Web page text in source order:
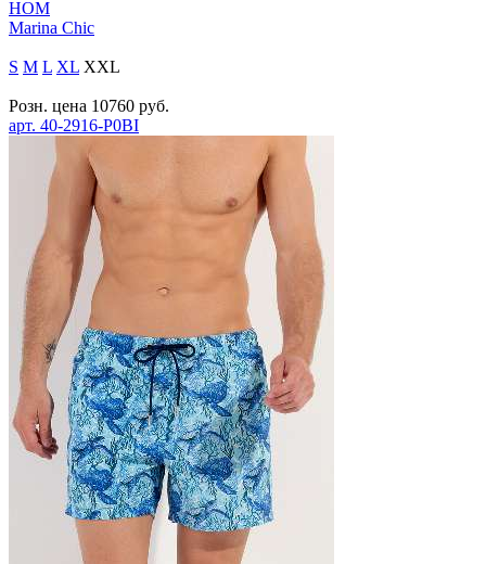
HOM
Marina Chic
S M L XL XXL
Розн. цена 10760 руб.
арт. 40-2916-P0BI